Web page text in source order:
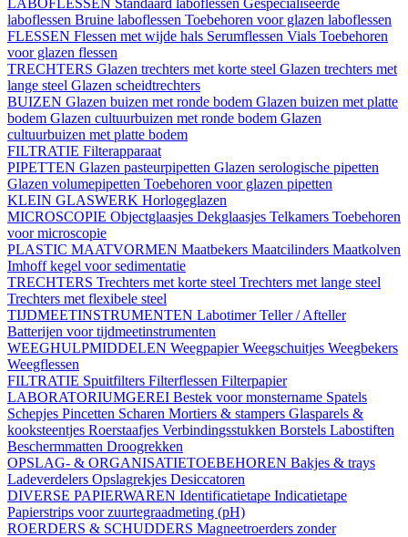
LABOFLESSEN Standaard laboflessen Gespecialiseerde
laboflessen Bruine laboflessen Toebehoren voor glazen laboflessen
FLESSEN Flessen met wijde hals Serumflessen Vials Toebehoren
voor glazen flessen
TRECHTERS Glazen trechters met korte steel Glazen trechters met
lange steel Glazen scheidtrechters
BUIZEN Glazen buizen met ronde bodem Glazen buizen met platte
bodem Glazen cultuurbuizen met ronde bodem Glazen
cultuurbuizen met platte bodem
FILTRATIE Filterapparaat
PIPETTEN Glazen pasteurpipetten Glazen serologische pipetten
Glazen volumepipetten Toebehoren voor glazen pipetten
KLEIN GLASWERK Horlogeglazen
MICROSCOPIE Objectglaasjes Dekglaasjes Telkamers Toebehoren
voor microscopie
PLASTIC MAATVORMEN Maatbekers Maatcilinders Maatkolven
Imhoff kegel voor sedimentatie
TRECHTERS Trechters met korte steel Trechters met lange steel
Trechters met flexibele steel
TIJDMEETINSTRUMENTEN LabotimerTeller / Afteller
Batterijen voor tijdmeetinstrumenten
WEEGHULPMIDDELEN WeegpapierWeegschuitjes Weegbekers
Weegflessen
FILTRATIE Spuitfilters Filterflessen Filterpapier
LABORATORIUMGEREI Bestek voor monstername Spatels
Schepjes Pincetten Scharen Mortiers & stampers Glasparels &
kooksteentjes Roerstaafjes Verbindingsstukken Borstels Labostiften
Beschermmatten Droogrekken
OPSLAG- & ORGANISATIETOEBEHOREN Bakjes & trays
Ladeverdelers Opslagrekjes Desiccatoren
DIVERSE PAPIERWAREN Identificatietape Indicatietape
Papierstrips voor zuurtegraadmeting (pH)
ROERDERS & SCHUDDERS Magneetroerders zonder